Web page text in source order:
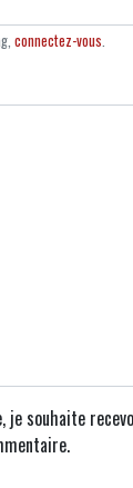
connectez-vous.
je souhaite